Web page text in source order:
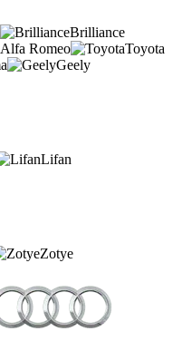
Brilliance
Alfa Romeo
Toyota
Geely
Lifan
Zotye